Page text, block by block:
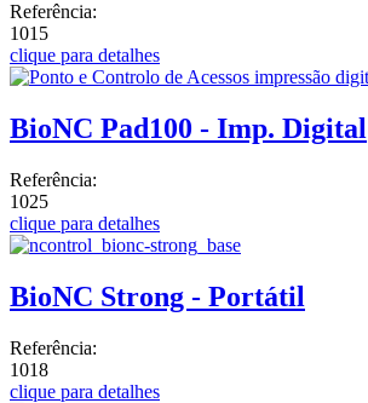
Referência:
1015
clique para detalhes
BioNC Pad100 - Imp. Digital
Referência:
1025
clique para detalhes
BioNC Strong - Portátil
Referência:
1018
clique para detalhes